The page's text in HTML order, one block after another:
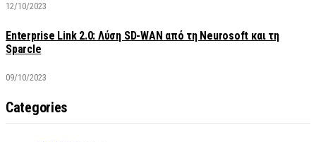
12/10/2023
Enterprise Link 2.0: Λύση SD-WAN από τη Neurosoft και τη
Sparcle
09/10/2023
Categories